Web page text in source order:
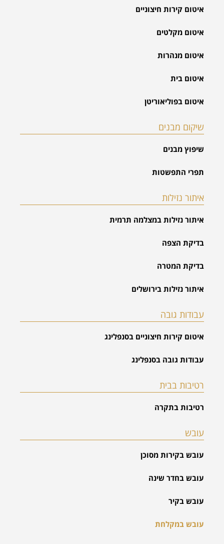
איטום קירות חיצוניים
איטום מקלטים
איטום מנהרות
איטום בית
איטום בפוליאוריטן
שיקום מבנים
שיפוץ מבנים
תפרי התפשטות
איתור נזילות
איתור נזילות במצלמה תרמית
בדיקת הצפה
בדיקת המטרה
איתור נזילות בירושלים
עבודות גובה
איטום קירות חיצוניים בסנפלינג
עבודות גובה בסנפלינג
רטיבות בבית
רטיבות בתקרה
עובש
עובש בקירות מסוכן
עובש בחדר שינה
עובש בקיר
עובש במקלחת